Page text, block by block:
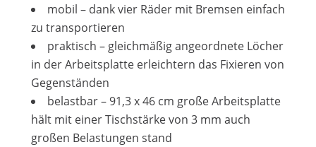
mobil – dank vier Räder mit Bremsen einfach
zu transportieren
praktisch – gleichmäßig angeordnete Löcher
in der Arbeitsplatte erleichtern das Fixieren von
Gegenständen
belastbar – 91,3 x 46 cm große Arbeitsplatte
hält mit einer Tischstärke von 3 mm auch
großen Belastungen stand